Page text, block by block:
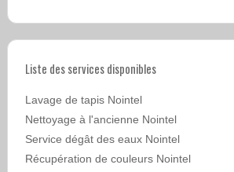
Liste des services disponibles
Lavage de tapis Nointel
Nettoyage à l'ancienne Nointel
Service dégât des eaux Nointel
Récupération de couleurs Nointel